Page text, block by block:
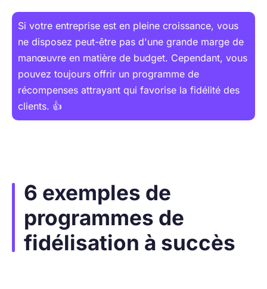
Si votre entreprise est en pleine croissance, vous
ne disposez peut-être pas d'une grande marge de
manœuvre en matière de budget. Cependant, vous
pouvez toujours offrir un programme de
récompenses attrayant qui favorise la fidélité des
clients. 👍
6 exemples de
programmes de
fidélisation à succès